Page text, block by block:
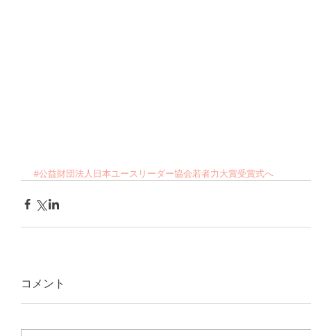
#公益財団法人日本ユースリーダー協会若者力大賞受賞式へ
コメント